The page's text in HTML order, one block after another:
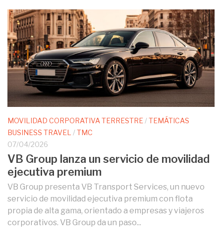
MOVILIDAD CORPORATIVA TERRESTRE /TEMÁTICAS
BUSINESS TRAVEL /TMC
07/04/2026
VB Group lanza un servicio de movilidad
ejecutiva premium
VB Group presenta VB Transport Services, un nuevo
servicio de movilidad ejecutiva premium con flota
propia de alta gama, orientado a empresas y viajeros
corporativos. VB Group da un paso...